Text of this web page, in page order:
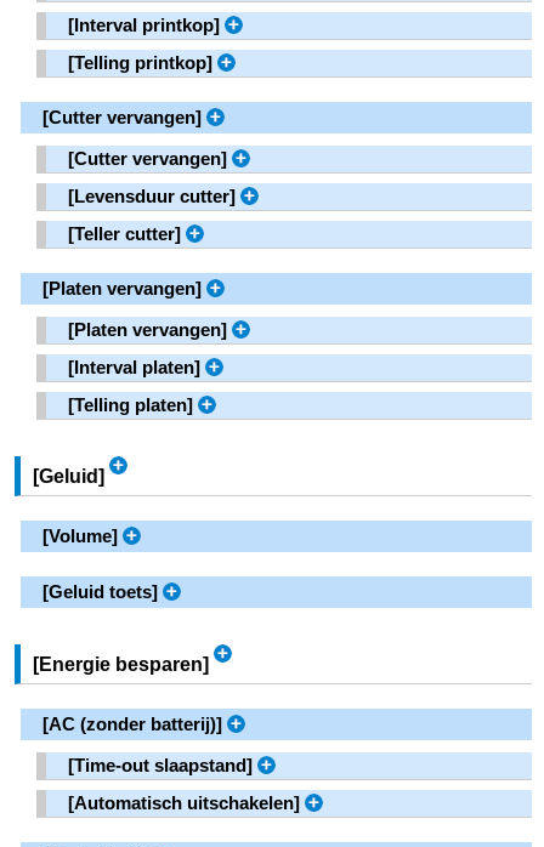
[ Interval printkop]
[Telling printkop]
[Cutter vervangen]
[Cutter vervangen]
[Levensduur cutter]
[Teller cutter]
[Platen vervangen]
[Platen vervangen]
[ Interval platen]
[Telling platen]
[Geluid]
[Volume]
[Geluid toets]
[Energie besparen]
[AC (zonder batterij)]
[Time-out slaapstand]
[Automatisch uitschakelen]